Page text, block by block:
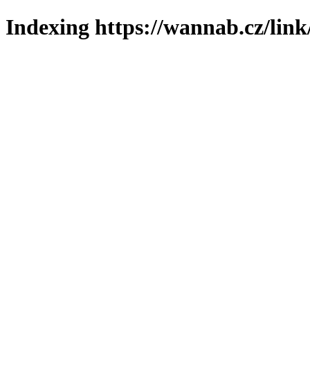
Indexing https://wannab.cz/